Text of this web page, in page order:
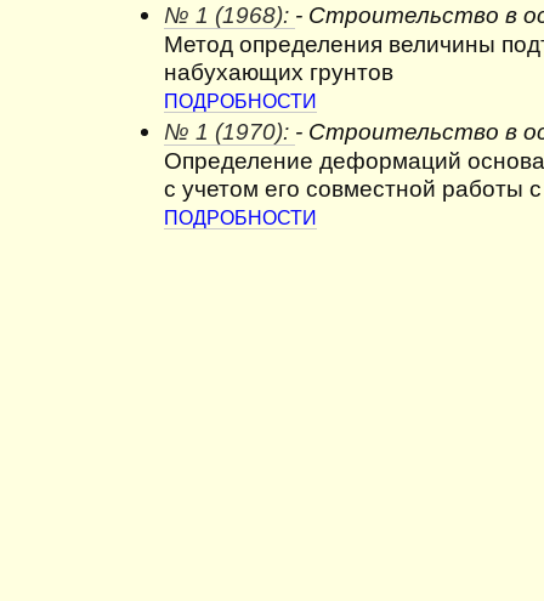
№ 1 (1968): - Строительство в
Метод определения величины
набухающих грунтов
ПОДРОБНОСТИ
№ 1 (1970): - Строительство в
Определение деформаций
с учетом его совместной работы
ПОДРОБНОСТИ